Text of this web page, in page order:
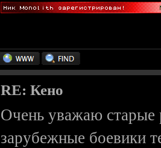
RE: Кено
Очень уважаю старые
зарубежные боевики